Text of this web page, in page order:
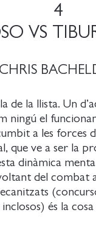
4
VS
CHRIS
de la llista. Un
ningú el
a les forces
que ve a ser la
dinàmica
del combat
és la